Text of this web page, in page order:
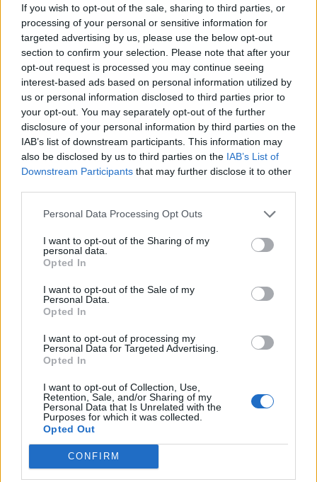
If you wish to opt-out of the sale, sharing to third parties, or
processing of your personal or sensitive information for
targeted advertising by us, please use the below opt-out
section to confirm your selection. Please note that after your
opt-out request is processed you may continue seeing
interest-based ads based on personal information utilized by
us or personal information disclosed to third parties prior to
your opt-out. You may separately opt-out of the further
disclosure of your personal information by third parties on the
IAB’s list of downstream participants. This information may
also be disclosed by us to third parties on the IAB’s List of
Downstream Participants that may further disclose it to other
Personal Data Processing Opt Outs
I want to opt-out of the Sharing of my
personal data.
Opted In
I want to opt-out of the Sale of my
Personal Data.
Opted In
I want to opt-out of processing my
Personal Data for Targeted Advertising.
Opted In
I want to opt-out of Collection, Use,
Retention, Sale, and/or Sharing of my
Personal Data that Is Unrelated with the
Purposes for which it was collected.
Opted Out
CONFIRM
główny
9INE Pusulabet ENCE
Fnatic FUT Esports
Gentle Mates
Team Liquid
Otwarte
500